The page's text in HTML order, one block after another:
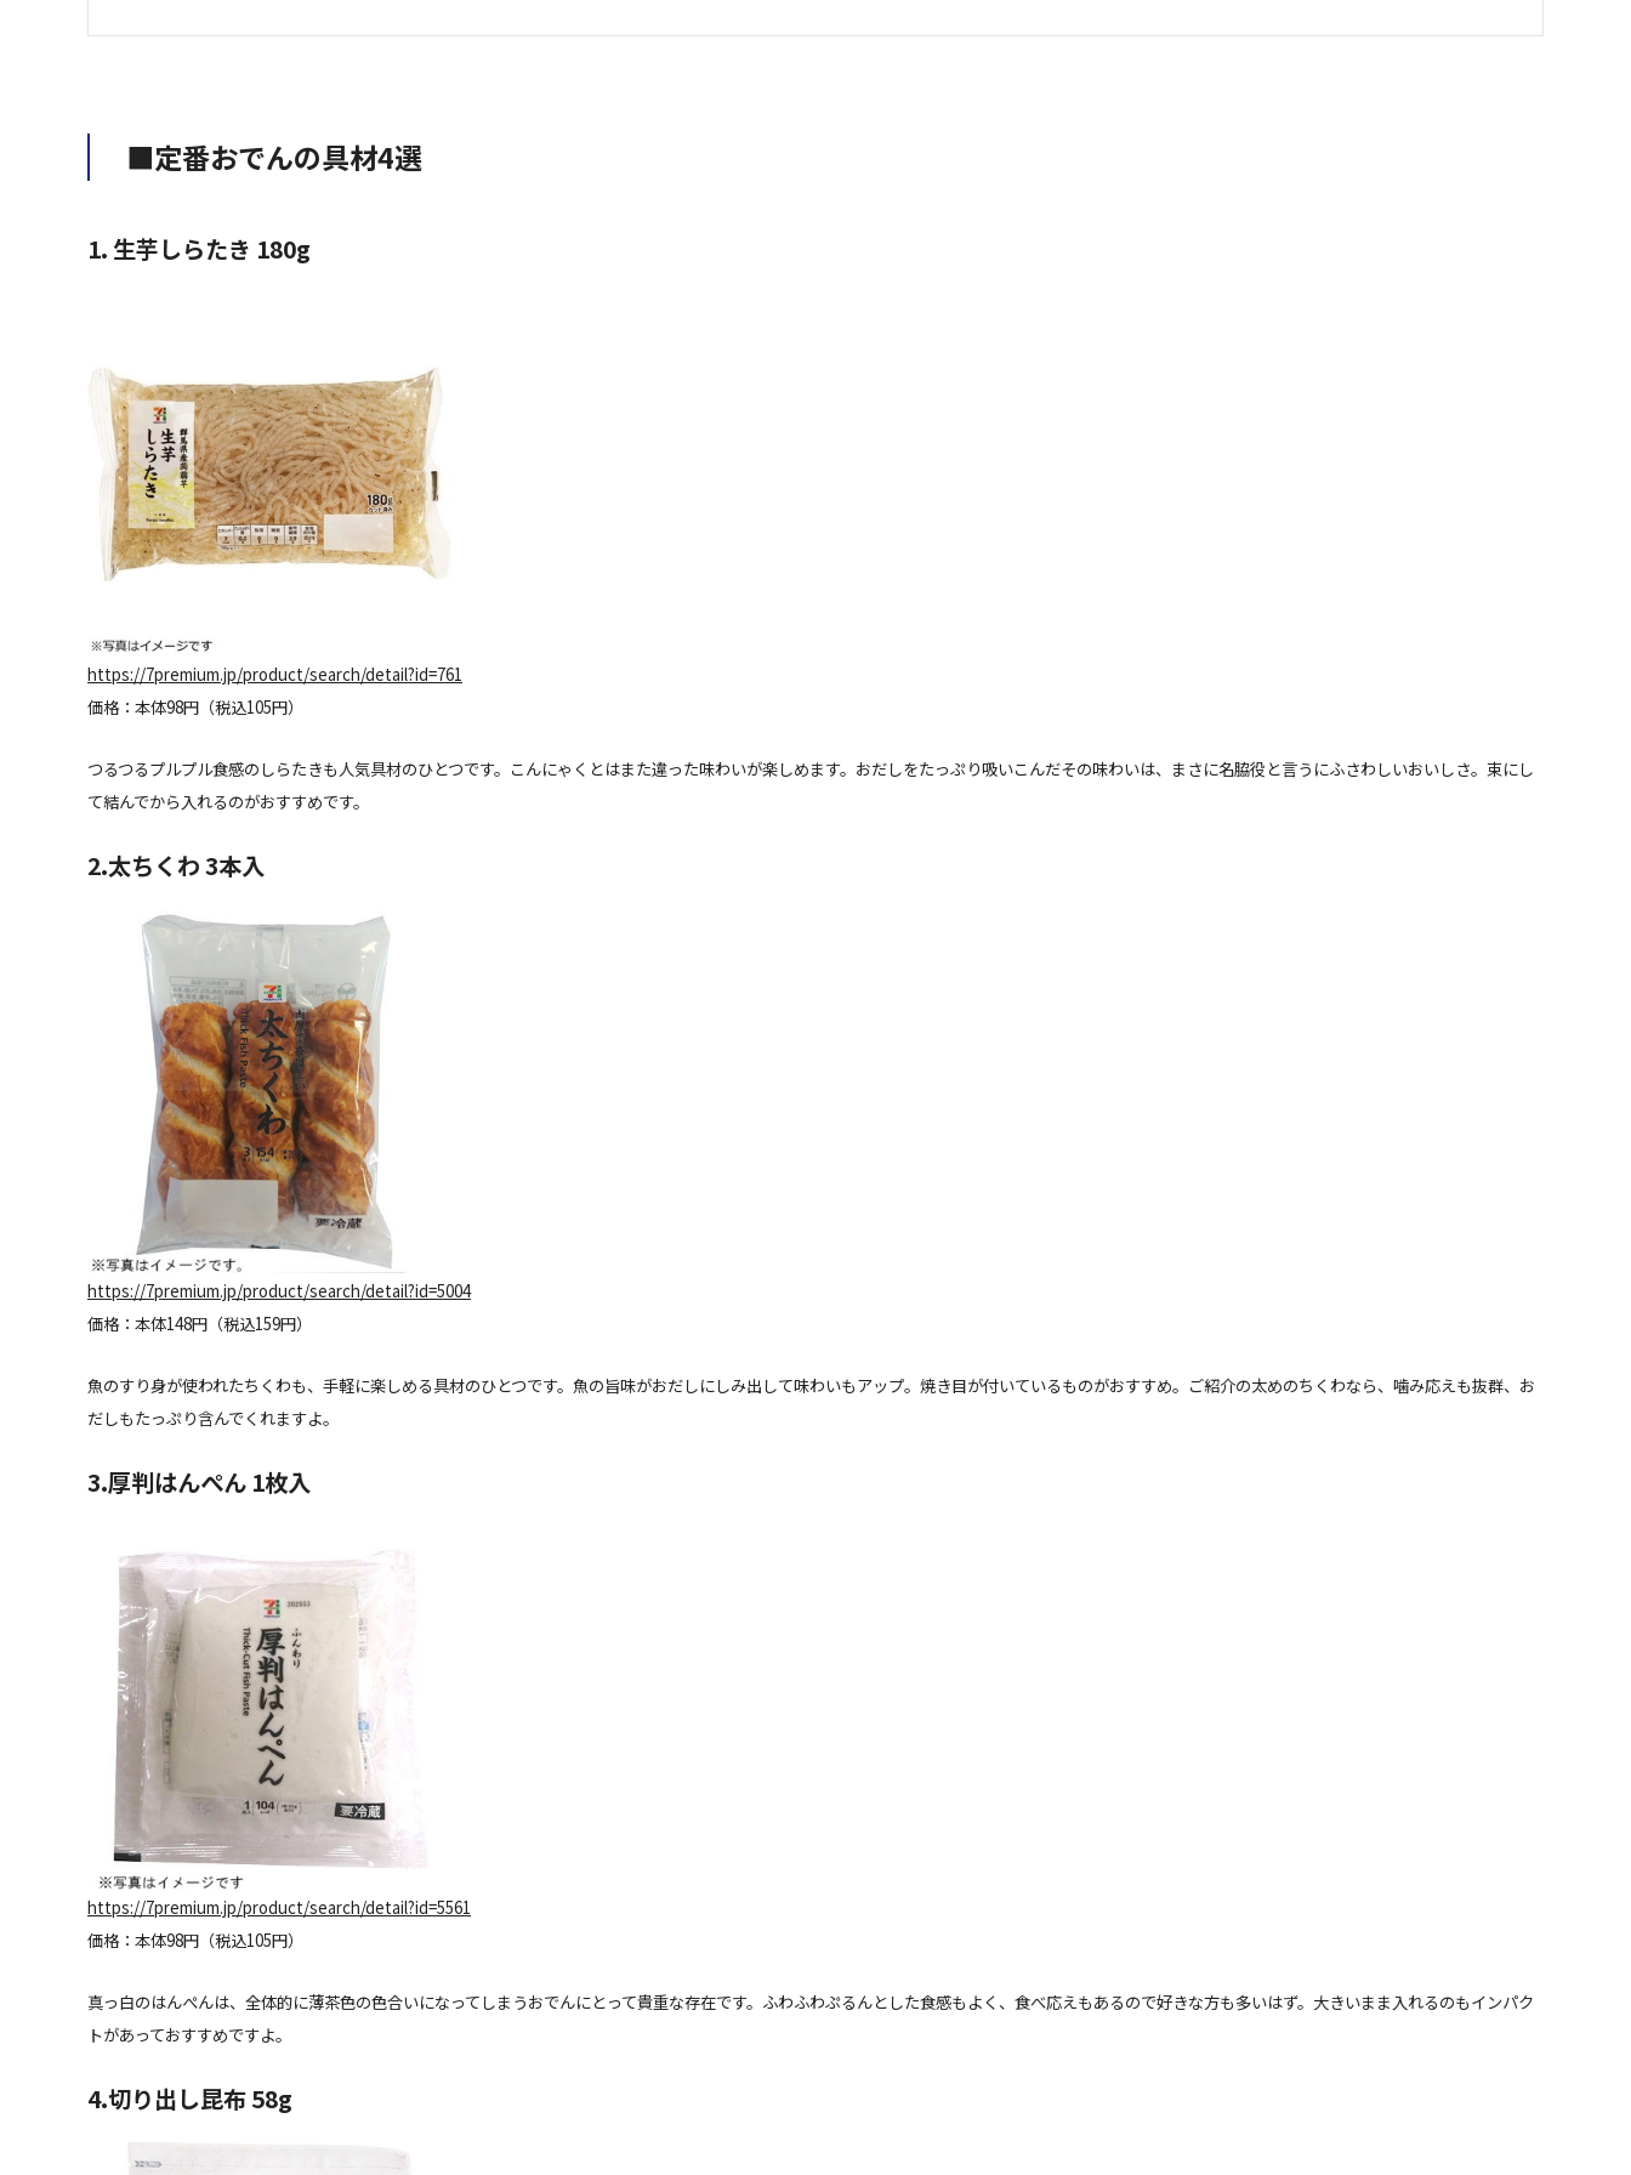
■定番おでんの具材4選
1. 生芋しらたき 180g
https://7premium.jp/product/search/detail?id=761
価格：本体98円（税込105円）
つるつるプルプル食感のしらたきも人気具材のひとつです。こんにゃくとはまた違った味わいが楽しめます。おだしをたっぷり吸いこんだその味わいは、まさに名脇役と言うにふさわしいおいしさ。束にし
て結んでから入れるのがおすすめです。
2.太ちくわ 3本入
https://7premium.jp/product/search/detail?id=5004
価格：本体148円（税込159円）
魚のすり身が使われたちくわも、手軽に楽しめる具材のひとつです。魚の旨味がおだしにしみ出して味わいもアップ。焼き目が付いているものがおすすめ。ご紹介の太めのちくわなら、噛み応えも抜群、お
だしもたっぷり含んでくれますよ。
3.厚判はんぺん 1枚入
https://7premium.jp/product/search/detail?id=5561
価格：本体98円（税込105円）
真っ白のはんぺんは、全体的に薄茶色の色合いになってしまうおでんにとって貴重な存在です。ふわふわぷるんとした食感もよく、食べ応えもあるので好きな方も多いはず。大きいまま入れるのもインパク
トがあっておすすめですよ。
4.切り出し昆布 58g